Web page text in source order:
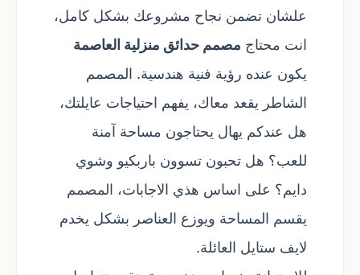
علشان تضمن نجاح مشروعك بشكل كامل،
انت محتاج مصمم حدائق منزلية العاصمة
يكون عنده رؤية فنية هندسية. المصمم
الشاطر يقعد معاك، يفهم احتياجات عايلتك،
هل عندكم يهال يحتاجون مساحة آمنة
للعب؟ هل تحبون تسوون باربكيو وشوي
دايم؟ على اساس هذي الاجابات، المصمم
يقسم المساحة ويوزع العناصر بشكل يخدم
لايف ستايل العائلة.